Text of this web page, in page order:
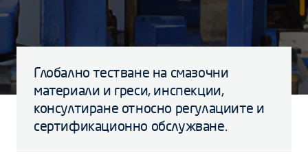
Глобално тестване на смазочни
материали и греси, инспекции,
консултиране относно регулациите и
сертификационно обслужване.